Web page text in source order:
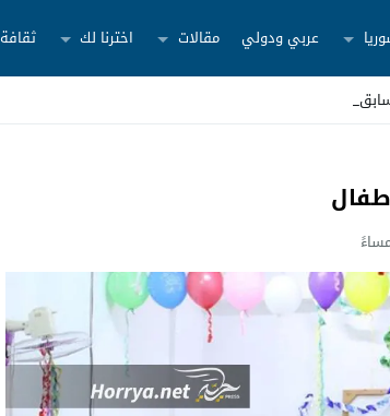
عربي ودولي مقالات اخترنا لك ثقافة